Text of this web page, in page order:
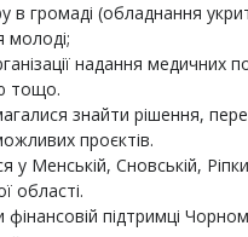
в громаді (обладнання
молоді;
надання медичних
тощо.
знайти рішення,
проєктів.
Менській, Сновській,
області.
фінансовій підтримці